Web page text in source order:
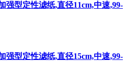
强型定性滤纸,直径11cm,中速,99-
强型定性滤纸,直径15cm,中速,99-